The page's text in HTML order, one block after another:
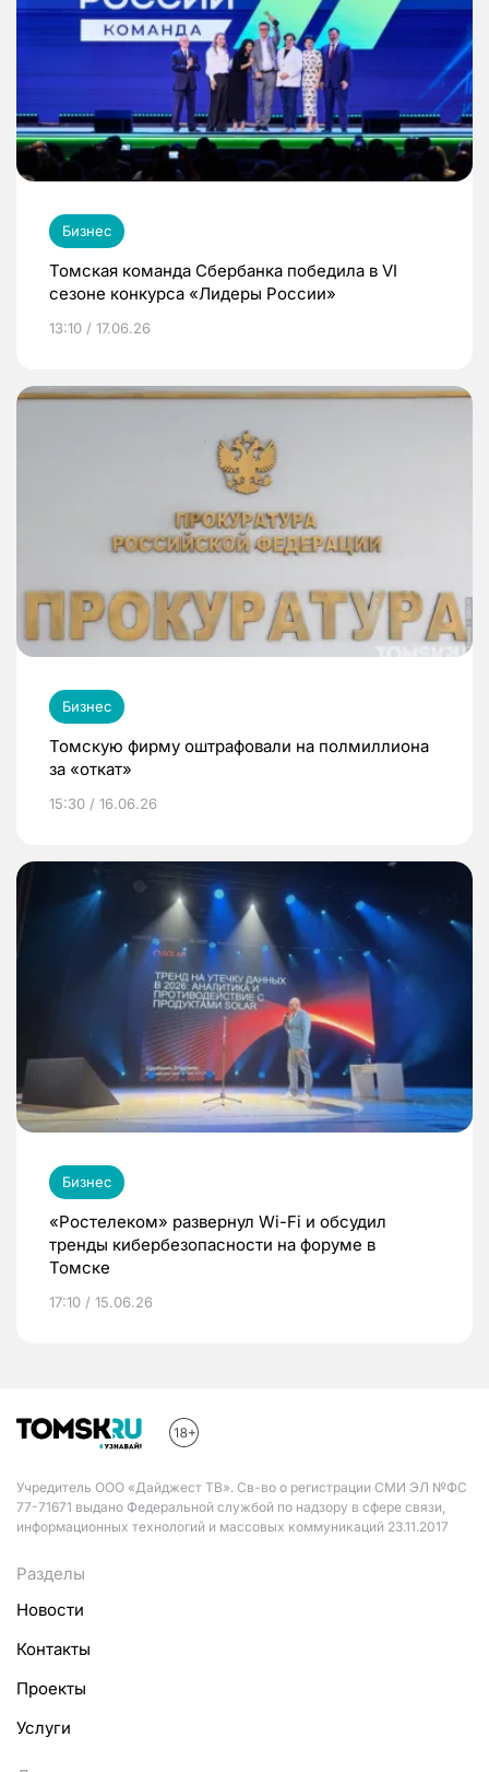
Бизнес
Томская команда Сбербанка победила в VI
сезоне конкурса «Лидеры России»
13:10 / 17.06.26
Бизнес
Томскую фирму оштрафовали на полмиллиона
за «откат»
15:30 / 16.06.26
Бизнес
«Ростелеком» развернул Wi-Fi и обсудил
тренды кибербезопасности на форуме в
Томске
17:10 / 15.06.26
Учредитель ООО «Дайджест ТВ». Св-во о регистрации СМИ ЭЛ №ФС
77-71671 выдано Федеральной службой по надзору в сфере связи,
информационных технологий и массовых коммуникаций 23.11.2017
Разделы
Новости
Контакты
Проекты
Услуги